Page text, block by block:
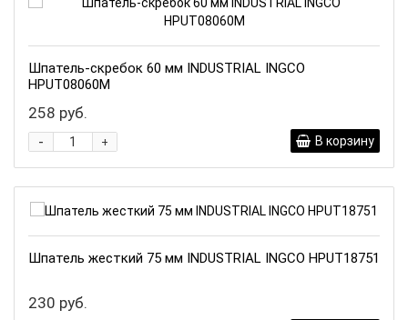
Шпатель-скребок 60 мм INDUSTRIAL INGCO
HPUT08060M
258 руб.
+
- В корзину
Шпатель жесткий 75 мм INDUSTRIAL INGCO HPUT18751
230 руб.